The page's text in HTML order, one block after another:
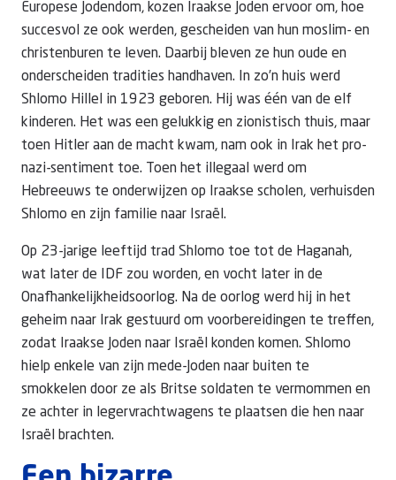
Europese Jodendom, kozen Iraakse Joden ervoor om, hoe
succesvol ze ook werden, gescheiden van hun moslim- en
christenburen te leven. Daarbij bleven ze hun oude en
onderscheiden tradities handhaven. In zo’n huis werd
Shlomo Hillel in 1923 geboren. Hij was één van de elf
kinderen. Het was een gelukkig en zionistisch thuis, maar
toen Hitler aan de macht kwam, nam ook in Irak het pro-
nazi-sentiment toe. Toen het illegaal werd om
Hebreeuws te onderwijzen op Iraakse scholen, verhuisden
Shlomo en zijn familie naar Israël.
Op 23-jarige leeftijd trad Shlomo toe tot de Haganah,
wat later de IDF zou worden, en vocht later in de
Onafhankelijkheidsoorlog. Na de oorlog werd hij in het
geheim naar Irak gestuurd om voorbereidingen te treffen,
zodat Iraakse Joden naar Israël konden komen. Shlomo
hielp enkele van zijn mede-Joden naar buiten te
smokkelen door ze als Britse soldaten te vermommen en
ze achter in legervrachtwagens te plaatsen die hen naar
Israël brachten.